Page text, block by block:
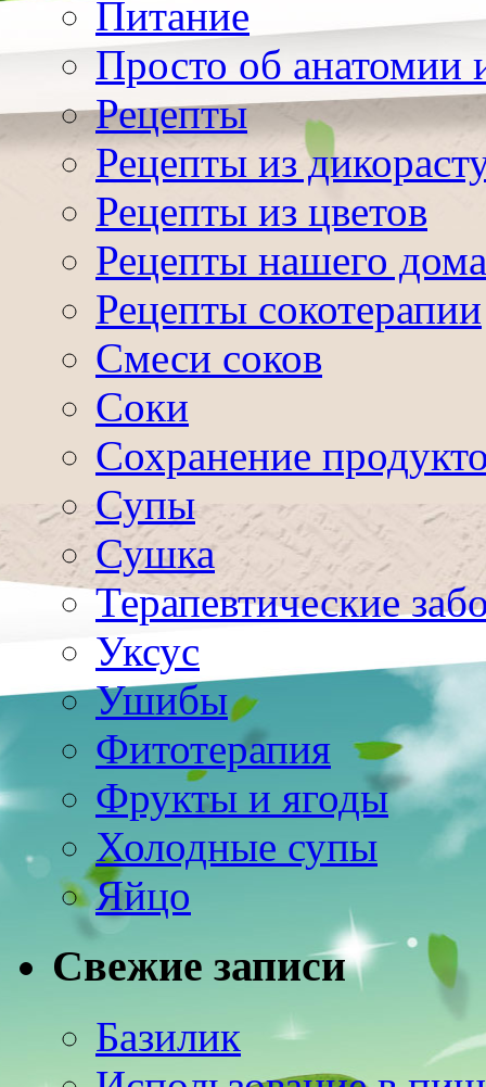
Питание
Просто об анатомии
Рецепты
Рецепты из
Рецепты из цветов
Рецепты нашего дома
Рецепты сокотерапии
Смеси соков
Соки
Сохранение
Супы
Сушка
Терапевтические
Уксус
Ушибы
Фитотерапия
Фрукты и ягоды
Холодные супы
Яйцо
Свежие записи
Базилик